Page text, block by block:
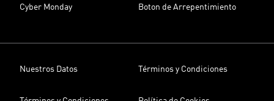
Cyber Monday Boton de Arrepentimiento
Nuestros Datos Términos y Condiciones